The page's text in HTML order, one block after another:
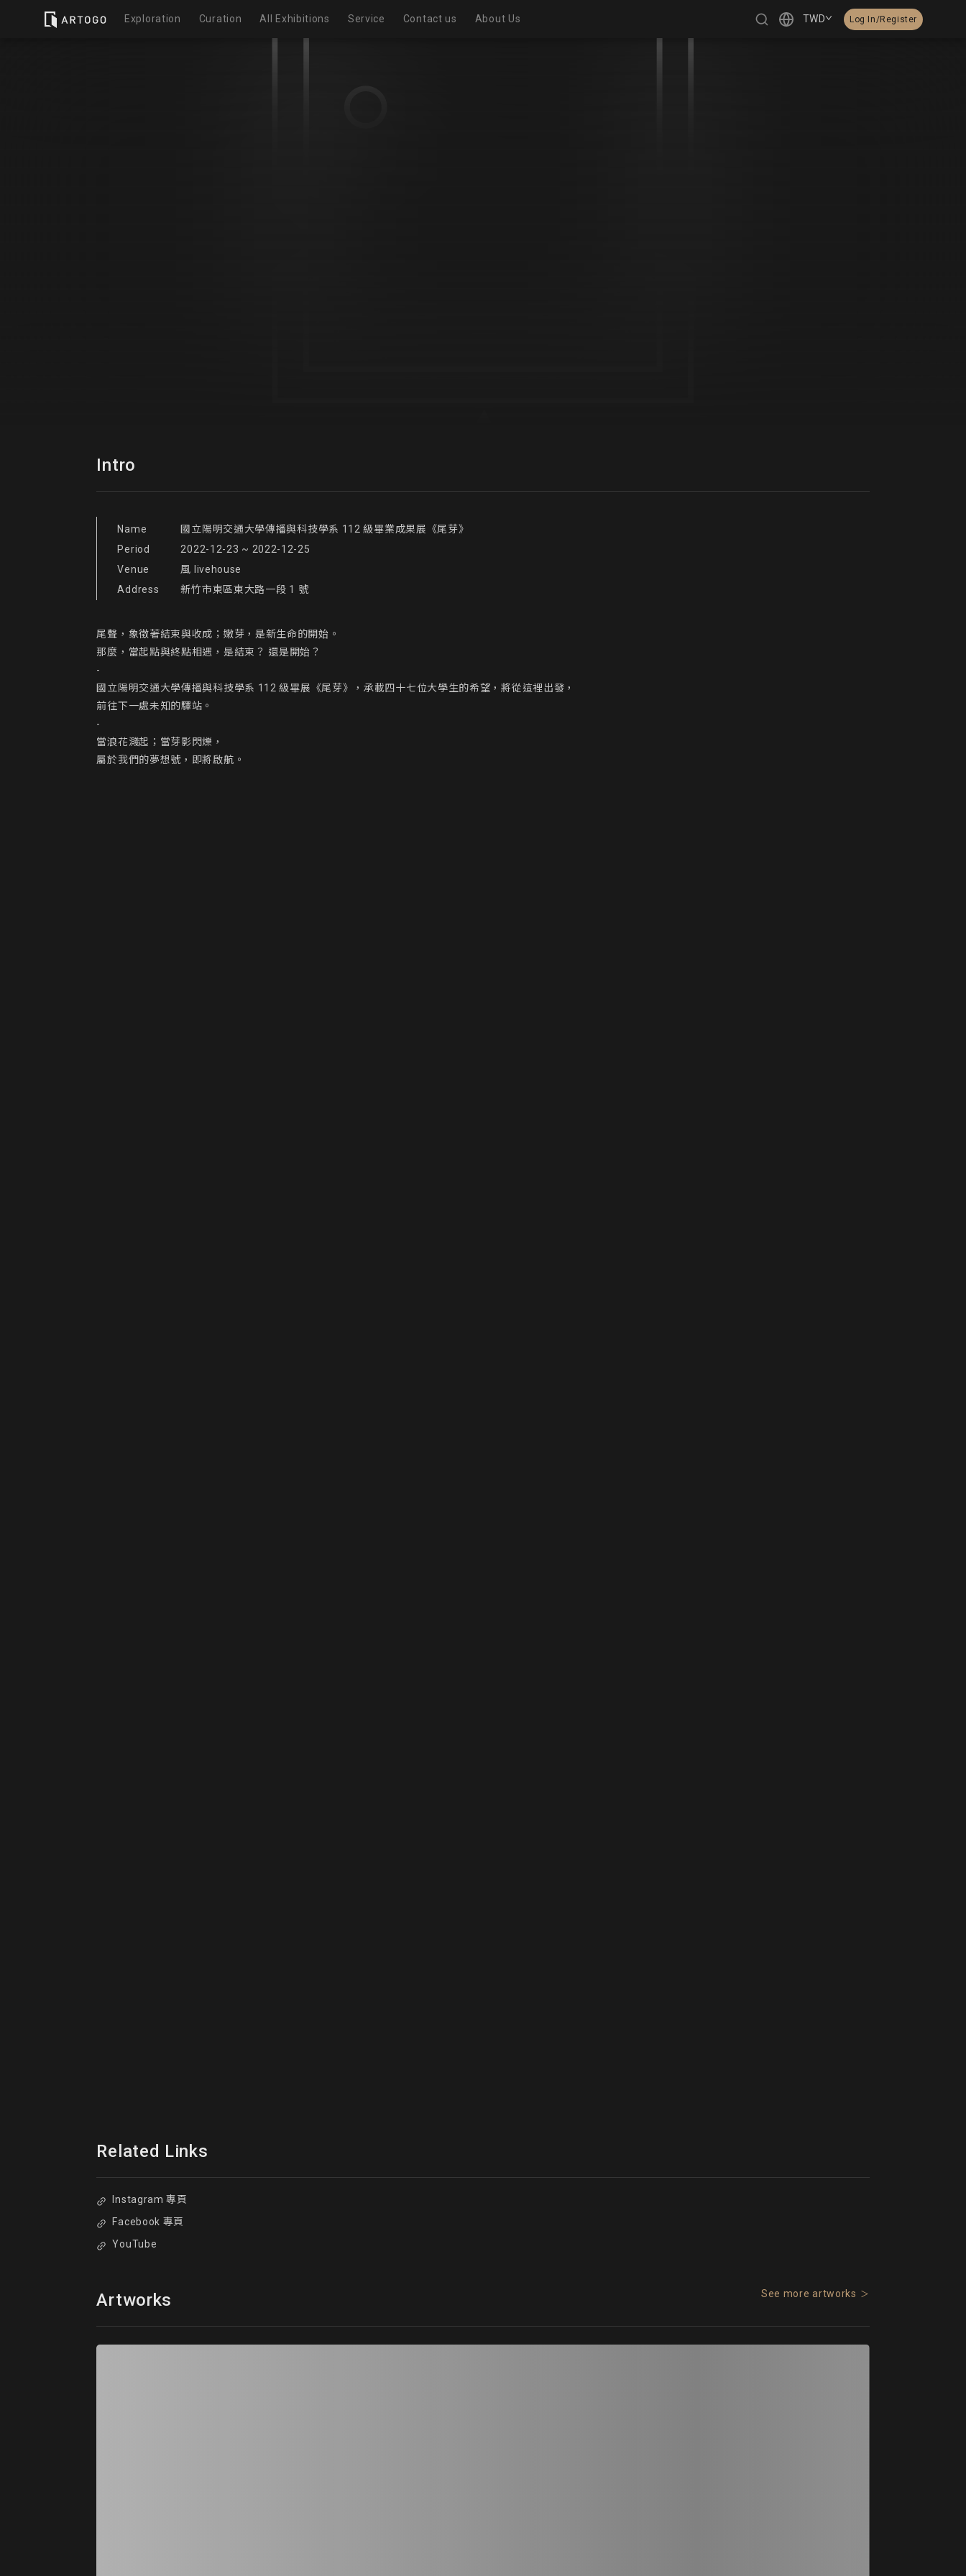
Exploration Curation All Exhibitions Service Contact us About Us TWD Log In/Register
Intro
Name
國立陽明交通大學傳播與科技學系 112 級畢業成果展《尾芽》
Period
2022-12-23 ~ 2022-12-25
Venue
風 livehouse
Address
新竹市東區東大路一段 1 號
尾聲，象徵著結束與收成；嫩芽，是新生命的開始。
那麼，當起點與終點相遇，是結束？ 還是開始？
-
國立陽明交通大學傳播與科技學系 112 級畢展《尾芽》，承載四十七位大學生的希望，將從這裡出發，
前往下一處未知的驛站。
-
當浪花濺起；當芽影閃爍，
屬於我們的夢想號，即將啟航。
Related Links
Instagram 專頁
Facebook 專頁
YouTube
Artworks See more artworks